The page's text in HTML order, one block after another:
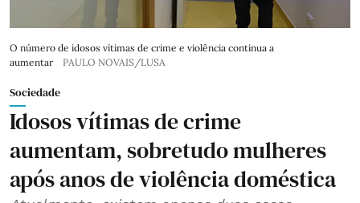
O número de idosos vítimas de crime e violência continua a
aumentar
PAULO NOVAIS/LUSA
Sociedade
Idosos vítimas de crime
aumentam, sobretudo mulheres
após anos de violência doméstica